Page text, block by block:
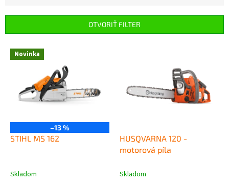
i
OTVORIŤ FILTER
V Novinka
–13 %
STIHL MS 162
Skladom
HUSQVARNA 120 -
motorová píla
Skladom